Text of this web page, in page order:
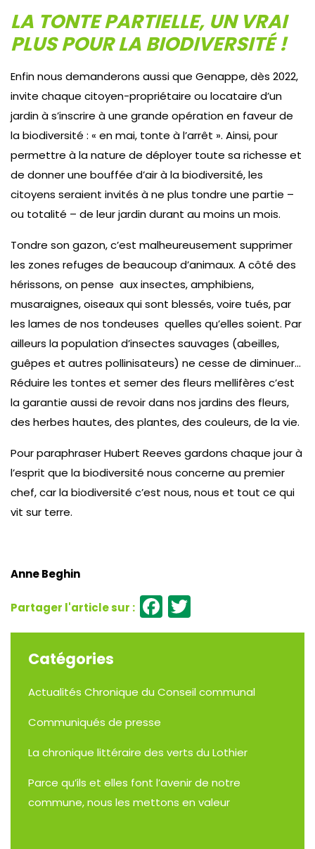
LA TONTE PARTIELLE, UN VRAI
PLUS POUR LA BIODIVERSITÉ !
Enfin nous demanderons aussi que Genappe, dès 2022,
invite chaque citoyen-propriétaire ou locataire d’un
jardin à s’inscrire à une grande opération en faveur de
la biodiversité : « en mai, tonte à l’arrêt ». Ainsi, pour
permettre à la nature de déployer toute sa richesse et
de donner une bouffée d’air à la biodiversité, les
citoyens seraient invités à ne plus tondre une partie –
ou totalité – de leur jardin durant au moins un mois.
Tondre son gazon, c’est malheureusement supprimer
les zones refuges de beaucoup d’animaux. A côté des
hérissons, on pense aux insectes, amphibiens,
musaraignes, oiseaux qui sont blessés, voire tués, par
les lames de nos tondeuses quelles qu’elles soient. Par
ailleurs la population d’insectes sauvages (abeilles,
guêpes et autres pollinisateurs) ne cesse de diminuer…
Réduire les tontes et semer des fleurs mellifères c’est
la garantie aussi de revoir dans nos jardins des fleurs,
des herbes hautes, des plantes, des couleurs, de la vie.
Pour paraphraser Hubert Reeves gardons chaque jour à
l’esprit que la biodiversité nous concerne au premier
chef, car la biodiversité c’est nous, nous et tout ce qui
vit sur terre.
Anne Beghin
Facebook
Catégories
Actualités Chronique du Conseil communal
Communiqués de presse
La chronique littéraire des verts du Lothier
Parce qu’ils et elles font l’avenir de notre
commune, nous les mettons en valeur